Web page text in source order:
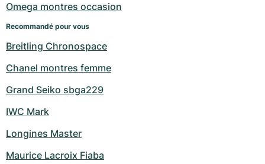
Omega montres occasion
Recommandé pour vous
Breitling Chronospace
Chanel montres femme
Grand Seiko sbga229
IWC Mark
Longines Master
Maurice Lacroix Fiaba